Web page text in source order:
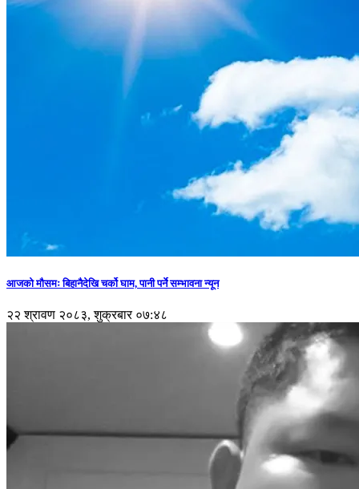
आजको मौसमः बिहानैदेखि चर्को घाम, पानी पर्ने सम्भावना न्यून
२२ श्रावण २०८३, शुक्रबार ०७:४८